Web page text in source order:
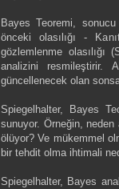
Bayes Teoremi, sonucu
önceki olasılığı -
gözlemlenme olasılığı
analizini resmileştirir.
güncellenecek olan
Spiegelhalter, Bayes
sunuyor. Örneğin, neden
ölüyor? Ve mükemmel
bir tehdit olma ihtimali
Spiegelhalter, Bayes